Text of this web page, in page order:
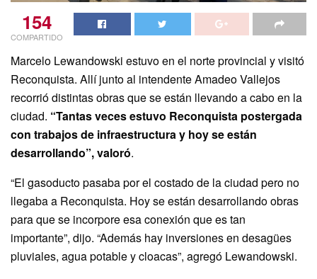
154
COMPARTIDO
Marcelo Lewandowski estuvo en el norte provincial y visitó
Reconquista. Allí junto al intendente Amadeo Vallejos
recorrió distintas obras que se están llevando a cabo en la
ciudad. “Tantas veces estuvo Reconquista postergada
con trabajos de infraestructura y hoy se están
desarrollando”, valoró.
“El gasoducto pasaba por el costado de la ciudad pero no
llegaba a Reconquista. Hoy se están desarrollando obras
para que se incorpore esa conexión que es tan
importante”, dijo. “Además hay inversiones en desagües
pluviales, agua potable y cloacas”, agregó Lewandowski.